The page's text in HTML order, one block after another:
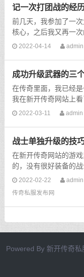
记一次打团战的经
前几天，我参加了一
核心，之后我又再一
打团战也是非常常见
2022-04-14 admin
成功升级武器的三
在传奇里面，我已经
我在新开传奇网站上
过不少实验，和其他
2022-03-11 admin
战士单独升级的技
在新开传奇网站的游
的，没有很好装备的
士这个职业一定需要
2022-02-22 admin
传奇私服发布网
Powered By 新开传奇